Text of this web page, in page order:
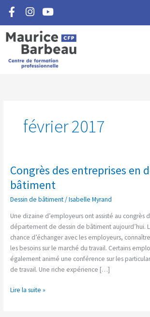
contenu
F
a
c
e
b
o
I
n
s
t
a
g
r
Y
o
u
t
u
b
e
février 2017
Congrès des entreprises en
bâtiment
Dessin de bâtiment/Isabelle Myrand
Une dizaine d’employeurs ont assisté au congrès
département de dessin de bâtiment aujourd’hui.
chance d’échanger avec les employeurs,
les besoins sur le marché du travail. Certains
également animé une conférence sur les
de travail. Une riche expérience […]
Congrès
des
entreprises
en
bâtiment
Lire la suite »